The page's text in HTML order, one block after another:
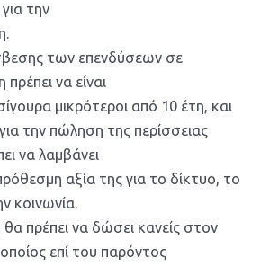
την
των επενδύσεων σε
να είναι
μικρότεροι από 10 έτη, και
την πώληση της περίσσειας
να λαμβάνει
αξία της για το δίκτυο, το
κοινωνία.
θα πρέπει να δώσει κανείς στον
επί του παρόντος